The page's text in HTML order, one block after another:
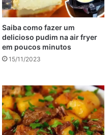
para Ficar
Crocante, Rápido e
ralado
desfiado
Saiba como fazer um
delicioso pudim na air fryer
em poucos minutos
15/11/2023